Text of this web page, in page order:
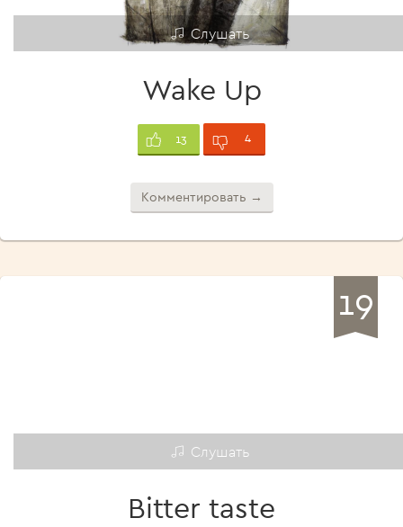
Слушать
Wake Up
13 4
Комментировать →
19
Слушать
Bitter taste